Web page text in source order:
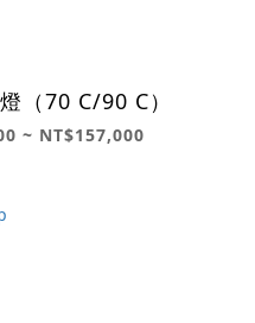
（70 C/90 C）
~ NT$157,000